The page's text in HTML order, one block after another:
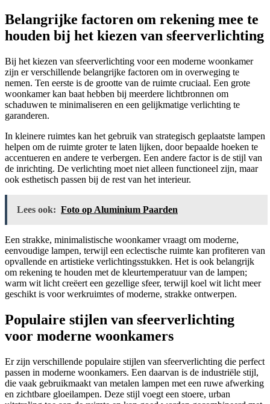
Belangrijke factoren om rekening mee te
houden bij het kiezen van sfeerverlichting
Bij het kiezen van sfeerverlichting voor een moderne woonkamer
zijn er verschillende belangrijke factoren om in overweging te
nemen. Ten eerste is de grootte van de ruimte cruciaal. Een grote
woonkamer kan baat hebben bij meerdere lichtbronnen om
schaduwen te minimaliseren en een gelijkmatige verlichting te
garanderen.
In kleinere ruimtes kan het gebruik van strategisch geplaatste lampen
helpen om de ruimte groter te laten lijken, door bepaalde hoeken te
accentueren en andere te verbergen. Een andere factor is de stijl van
de inrichting. De verlichting moet niet alleen functioneel zijn, maar
ook esthetisch passen bij de rest van het interieur.
Lees ook: Foto op Aluminium Paarden
Een strakke, minimalistische woonkamer vraagt om moderne,
eenvoudige lampen, terwijl een eclectische ruimte kan profiteren van
opvallende en artistieke verlichtingsstukken. Het is ook belangrijk
om rekening te houden met de kleurtemperatuur van de lampen;
warm wit licht creëert een gezellige sfeer, terwijl koel wit licht meer
geschikt is voor werkruimtes of moderne, strakke ontwerpen.
Populaire stijlen van sfeerverlichting
voor moderne woonkamers
Er zijn verschillende populaire stijlen van sfeerverlichting die perfect
passen in moderne woonkamers. Een daarvan is de industriële stijl,
die vaak gebruikmaakt van metalen lampen met een ruwe afwerking
en zichtbare gloeilampen. Deze stijl voegt een stoere, urban